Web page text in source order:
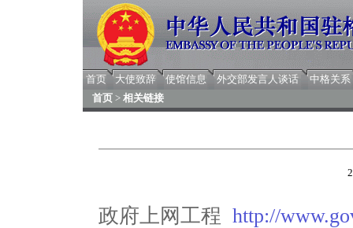
首页 大使致辞 使馆信息 外交部发言人谈话
中格关系
首页 > 相关链接
政府上网工程 http://